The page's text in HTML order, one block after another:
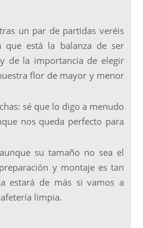
un par de partidas veréis
que está la balanza de ser
de la importancia de elegir
flor de mayor y menor
sé que lo digo a menudo
nos queda perfecto para
su tamaño no sea el
y montaje es tan
estará de más si vamos a
limpia.